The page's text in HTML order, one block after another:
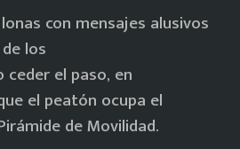
con mensajes alusivos
los
el paso, en
el peatón ocupa el
de Movilidad.